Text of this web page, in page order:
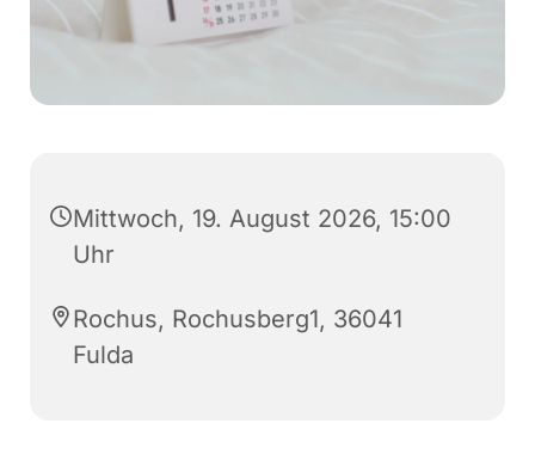
Mittwoch, 19. August 2026, 15:00
Uhr
Rochus, Rochusberg1, 36041
Fulda